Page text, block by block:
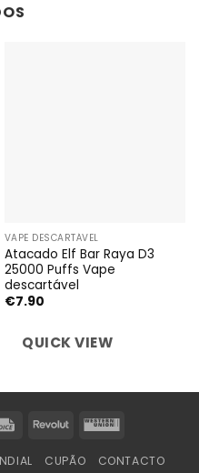
VAPE DESCARTÁVEL
Atacado Elf Bar Raya D3
25000 Puffs Vape
descartável
€7.90
QUICK VIEW
Invoice RevolutWestern
CUPÃO CONTACTO